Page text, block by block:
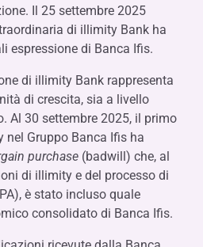
Il 25 settembre 2025
di illimity Bank ha
espressione di Banca Ifis.
di illimity Bank rappresenta
di crescita, sia a livello
Al 30 settembre 2025, il primo
Gruppo Banca Ifis ha
purchase (badwill) che, al
di illimity e del processo di
è stato incluso quale
consolidato di Banca Ifis.